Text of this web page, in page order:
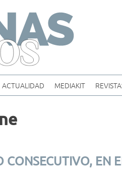
ACTUALIDAD MEDIAKIT
EN